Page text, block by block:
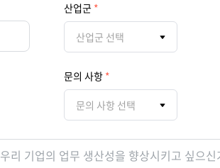
산업군
산업군 선택
문의 사항
문의 사항 선택